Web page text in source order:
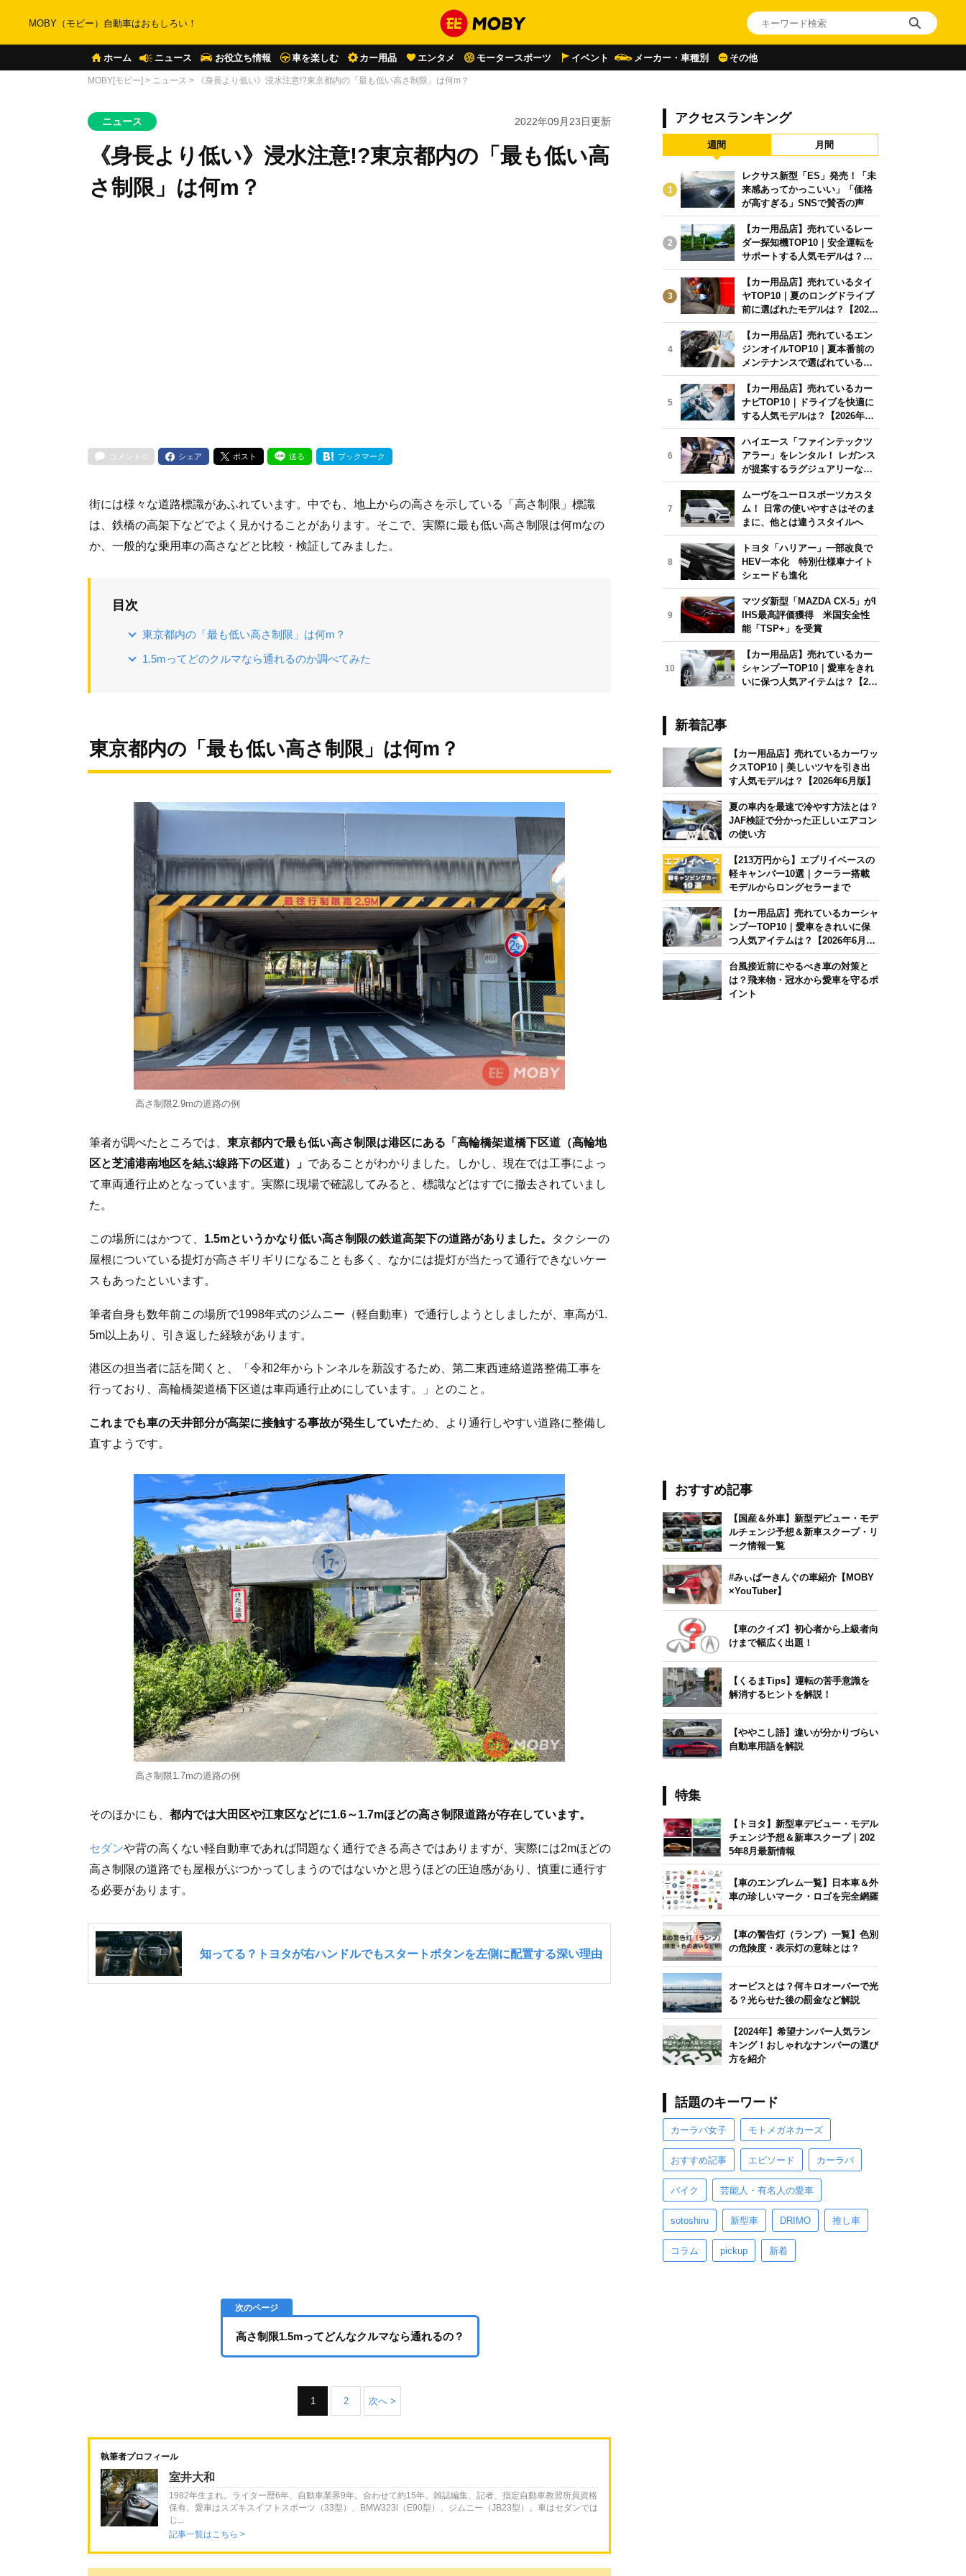
MOBY（モビー）自動車はおもしろい！
ホーム ニュース お役立ち情報 車を楽しむ カー用品 エンタメ モータースポーツ イベント メーカー・車種別 その他
MOBY[モビー] > ニュース > 《身長より低い》浸水注意!?東京都内の「最も低い高さ制限」は何m？
ニュース 2022年09月23日更新
《身長より低い》浸水注意!?東京都内の「最も低い高
さ制限」は何m？
コメント 0 シェア ポスト 送る ブックマーク
街には様々な道路標識があふれています。中でも、地上からの高さを示している「高さ制限」標識
は、鉄橋の高架下などでよく見かけることがあります。そこで、実際に最も低い高さ制限は何mなの
か、一般的な乗用車の高さなどと比較・検証してみました。
目次
東京都内の「最も低い高さ制限」は何m？
1.5mってどのクルマなら通れるのか調べてみた
東京都内の「最も低い高さ制限」は何m？
高さ制限2.9mの道路の例
筆者が調べたところでは、 東京都内で最も低い高さ制限は港区にある「高輪橋架道橋下区道（高輪地
区と芝浦港南地区を結ぶ線路下の区道）」 であることがわかりました。しかし、現在では工事によっ
て車両通行止めとなっています。実際に現場で確認してみると、標識などはすでに撤去されていまし
た。
この場所にはかつて、 1.5mというかなり低い高さ制限の鉄道高架下の道路がありました。
タクシーの
屋根についている提灯が高さギリギリになることも多く、なかには提灯が当たって通行できないケー
スもあったといいます。
筆者自身も数年前この場所で1998年式のジムニー（軽自動車）で通行しようとしましたが、車高が1.
5m以上あり、引き返した経験があります。
港区の担当者に話を聞くと、「令和2年からトンネルを新設するため、第二東西連絡道路整備工事を
行っており、高輪橋架道橋下区道は車両通行止めにしています。」とのこと。
これまでも車の天井部分が高架に接触する事故が発生していたため、より通行しやすい道路に整備し
直すようです。
高さ制限1.7mの道路の例
そのほかにも、 都内では大田区や江東区などに1.6～1.7mほどの高さ制限道路が存在しています。
セダンや背の高くない軽自動車であれば問題なく通行できる高さではありますが、実際には2mほどの
高さ制限の道路でも屋根がぶつかってしまうのではないかと思うほどの圧迫感があり、慎重に通行す
る必要があります。
高さ制限1.5mってどんなクルマなら通れるの？
1 2 次へ >
執筆者プロフィール
室井大和
1982年生まれ。ライター歴6年、自動車業界9年。合わせて約15年。雑誌編集、記者、指定自動車教習所員資格
保有。愛車はスズキスイフトスポーツ（33型）、BMW323i（E90型）、ジムニー（JB23型）。車はセダンでは
じ...
記事一覧はこちら >
アクセスランキング
週間 月間
1
レクサス新型「ES」発売！「未
来感あってかっこいい」「価格
が高すぎる」SNSで賛否の声
2
【カー用品店】売れているレー
ダー探知機TOP10｜安全運転を
サポートする人気モデルは？【2
026年6月版】
3
【カー用品店】売れているタイ
ヤTOP10｜夏のロングドライブ
前に選ばれたモデルは？【2026
年6月版】
4
【カー用品店】売れているエン
ジンオイルTOP10｜夏本番前の
メンテナンスで選ばれている人
気モデルは？【2026年6月版】
5
【カー用品店】売れているカー
ナビTOP10｜ドライブを快適に
する人気モデルは？【2026年6
月版】
6
ハイエース「ファインテックツ
アラー」をレンタル！ レガンス
が提案するラグジュアリーな移
動体験
7
ムーヴをユーロスポーツカスタ
ム！ 日常の使いやすさはそのま
まに、他とは違うスタイルへ
8
トヨタ「ハリアー」一部改良で
HEV一本化 特別仕様車ナイト
シェードも進化
9
マツダ新型「MAZDA CX-5」がI
IHS最高評価獲得 米国安全性
能「TSP+」を受賞
10
【カー用品店】売れているカー
シャンプーTOP10｜愛車をきれ
いに保つ人気アイテムは？【202
新着記事
【カー用品店】売れているカーワッ
クスTOP10｜美しいツヤを引き出
す人気モデルは？【2026年6月版】
夏の車内を最速で冷やす方法とは？
JAF検証で分かった正しいエアコン
の使い方
【213万円から】エブリイベースの
軽キャンパー10選｜クーラー搭載
モデルからロングセラーまで
【カー用品店】売れているカーシャ
ンプーTOP10｜愛車をきれいに保
つ人気アイテムは？【2026年6月
版】
台風接近前にやるべき車の対策と
は？飛来物・冠水から愛車を守るポ
イント
おすすめ記事
【国産＆外車】新型デビュー・モデ
ルチェンジ予想＆新車スクープ・リ
ーク情報一覧
#みぃぱーきんぐの車紹介【MOBY
×YouTuber】
【車のクイズ】初心者から上級者向
けまで幅広く出題！
【くるまTips】運転の苦手意識を
解消するヒントを解説！
【ややこし語】違いが分かりづらい
自動車用語を解説
特集
【トヨタ】新型車デビュー・モデル
チェンジ予想＆新車スクープ｜202
5年8月最新情報
【車のエンブレム一覧】日本車＆外
車の珍しいマーク・ロゴを完全網羅
【車の警告灯（ランプ）一覧】色別
の危険度・表示灯の意味とは？
オービスとは？何キロオーバーで光
る？光らせた後の罰金など解説
【2024年】希望ナンバー人気ラン
キング！おしゃれなナンバーの選び
方を紹介
話題のキーワード
カーラバ女子 モトメガネカーズ
おすすめ記事 エピソード カーラバ
バイク 芸能人・有名人の愛車
sotoshiru 新型車 DRIMO 推し車
コラム pickup 新着